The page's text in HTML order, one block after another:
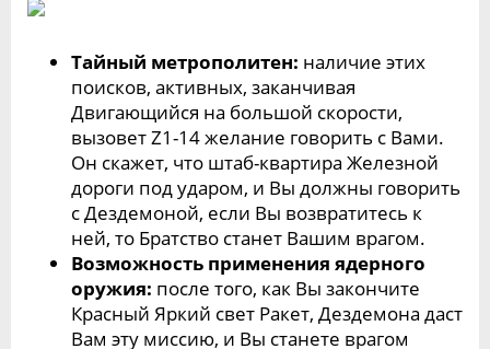
Тайный метрополитен: наличие этих
поисков, активных, заканчивая
Двигающийся на большой скорости,
вызовет Z1-14 желание говорить с Вами.
Он скажет, что штаб-квартира Железной
дороги под ударом, и Вы должны говорить
с Дездемоной, если Вы возвратитесь к
ней, то Братство станет Вашим врагом.
Возможность применения ядерного
оружия: после того, как Вы закончите
Красный Яркий свет Ракет, Дездемона даст
Вам эту миссию, и Вы станете врагом